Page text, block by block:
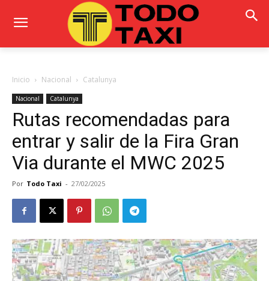
Inicio Nacional Catalunya
Nacional Catalunya
Rutas recomendadas para
entrar y salir de la Fira Gran
Via durante el MWC 2025
Por Todo Taxi - 27/02/2025